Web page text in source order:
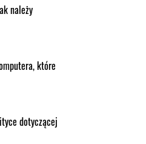
należy
które
dotyczącej